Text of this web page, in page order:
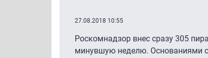
27.08.2018 10:55
Роскомнадзор внес сразу 305
минувшую неделю. Основаниями